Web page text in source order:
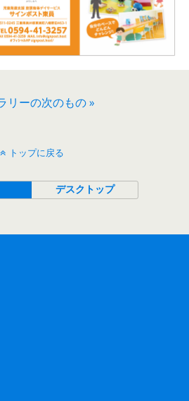
リーの次のもの »
トップに戻る
デスクトップ